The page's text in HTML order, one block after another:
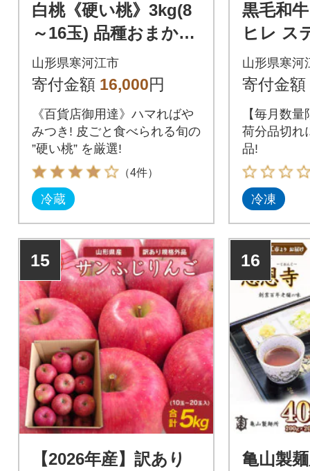
白桃《硬い桃》3kg(8
～16玉) 品種おまかせ
秀品 2026年産
山形県寒河江市
寄付金額 16,000円
《百貨店御用達》ハマればや
みつき! 皮ごと食べられる旬の
”硬い桃” を厳選!
（4件）
冷蔵
黒毛和
ヒレ ス
50g×2
にはた
山形県寒河
寄付金額
【毎月数
荷分品切れ
品!
冷凍
15
【2026年産】訳あり
16
亀山製